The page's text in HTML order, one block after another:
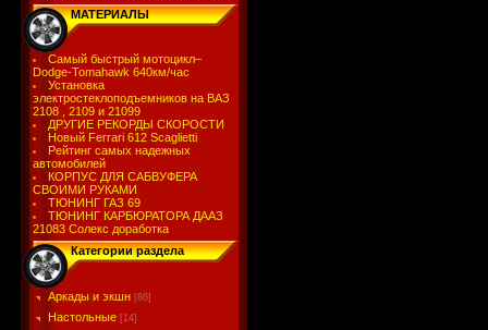
МАТЕРИАЛЫ
Самый быстрый мотоцикл–
Dodge-Tomahawk 640км/час
Установка
электростеклоподъемников на ВАЗ
2108 , 2109 и 21099
ДРУГИЕ РЕКОРДЫ СКОРОСТИ
Новый Ferrari 612 Scaglietti
Рейтинг самых надежных
автомобилей
КОРПУС ДЛЯ САБВУФЕРА
СВОИМИ РУКАМИ
ТЮНИНГ ГАЗ 69
ТЮНИНГ КАРБЮРАТОРА ДААЗ
21083 Солекс доработка
Категории раздела
Аркады и экшн [86]
Настольные [14]